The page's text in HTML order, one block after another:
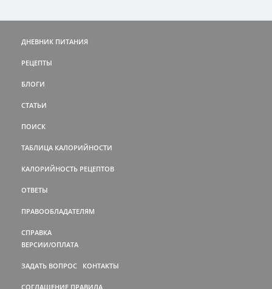
ДНЕВНИК ПИТАНИЯ
РЕЦЕПТЫ
БЛОГИ
СТАТЬИ
ПОИСК
ТАБЛИЦА КАЛОРИЙНОСТИ
КАЛОРИЙНОСТЬ РЕЦЕПТОВ
ОТВЕТЫ
ПРАВООБЛАДАТЕЛЯМ
СПРАВКА
ВЕРСИИ/ОПЛАТА
ЗАДАТЬ ВОПРОС КОНТАКТЫ
СОГЛАШЕНИЕ ПРАВИЛА